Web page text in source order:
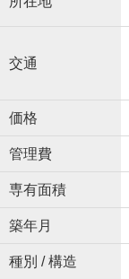
交通
価格
管理費
専有面積
築年月
種別 / 構造